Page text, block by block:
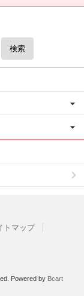
検索
トマップ
Powered by Bcart